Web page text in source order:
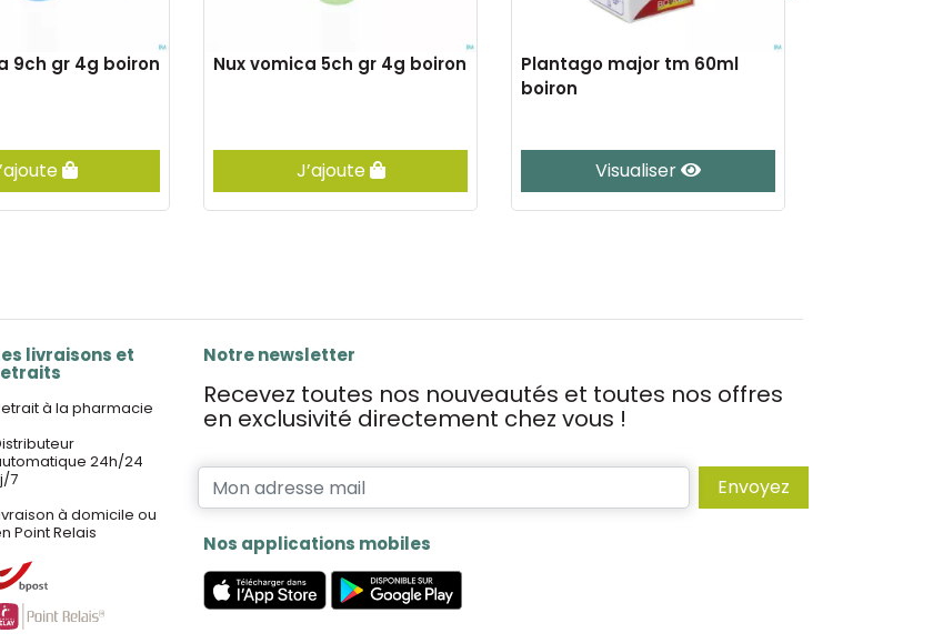
9ch gr 4g boiron Nux vomica 5ch gr 4g boiron
J’ajoute
Plantago major tm 60ml
boiron
Visualiser
livraisons et
à la pharmacie
24h/24
7
à domicile ou
Point Relais
Notre newsletter
Recevez toutes nos nouveautés et toutes nos offres
en exclusivité directement chez vous !
Envoyez
Nos applications mobiles